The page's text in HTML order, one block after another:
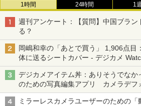
1時間 24時間 1
週刊アンケート：【質問】中国ブラ
る？
岡嶋和幸の「あとで買う」 1,906点目
体に送るシートカバー - デジカメ
デジカメアイテム丼：ありそうでなか
のための写真編集アプリ カメラデフ
る「Filmator」
ミラーレスカメラユーザーのための